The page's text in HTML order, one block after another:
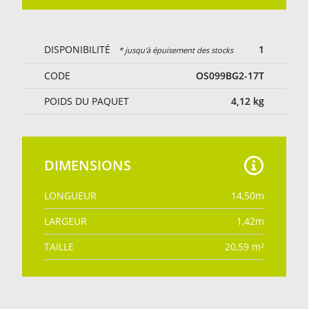
Coupe et couture sur mesure.
DISPONIBILITÉ * jusqu'à épuisement des stocks
1
CODE
OS099BG2-17T
POIDS DU PAQUET
4,12 kg
DIMENSIONS
LONGUEUR 14,50m
LARGEUR
1,42m
TAILLE
20,59 m²